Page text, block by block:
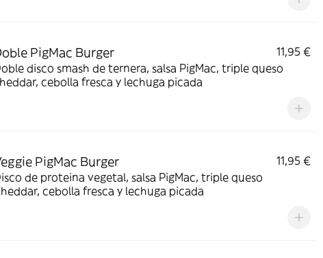
PigMac Burger
11,95 €
disco smash de ternera, salsa PigMac, triple queso
cebolla fresca y lechuga picada
PigMac Burger
11,95 €
de proteina vegetal, salsa PigMac, triple queso
cebolla fresca y lechuga picada